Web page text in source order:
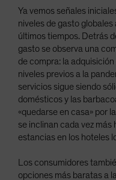
Ya vemos señales
niveles de gasto
últimos tiempos. Detrás
gasto se observa una
de compra: la
niveles previos a la
servicios sigue siendo
domésticos y las
«quedarse en casa» por
se inclinan cada vez más
estancias en los hoteles
Los consumidores
opciones más baratas a